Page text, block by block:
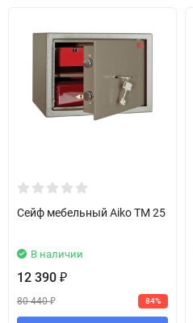
Сейф мебельный Aiko TM 25
В наличии
12 390 ₽
80 440₽ 84%